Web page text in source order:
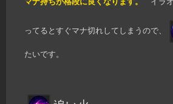
ってるとすぐマナ切れしてしまうので、
たいです。